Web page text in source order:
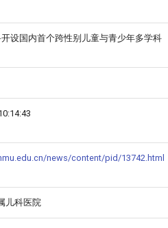
设国内首个跨性别儿童与青少年多学科
news/content/pid/13742.html
儿科医院